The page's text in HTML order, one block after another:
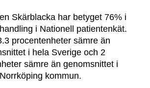
Skärblackahar betyget 76% i
i Nationell patientenkät.
procentenheter sämre än
i hela Sverige och 2
sämre än genomsnittet i
Norrköping kommun.